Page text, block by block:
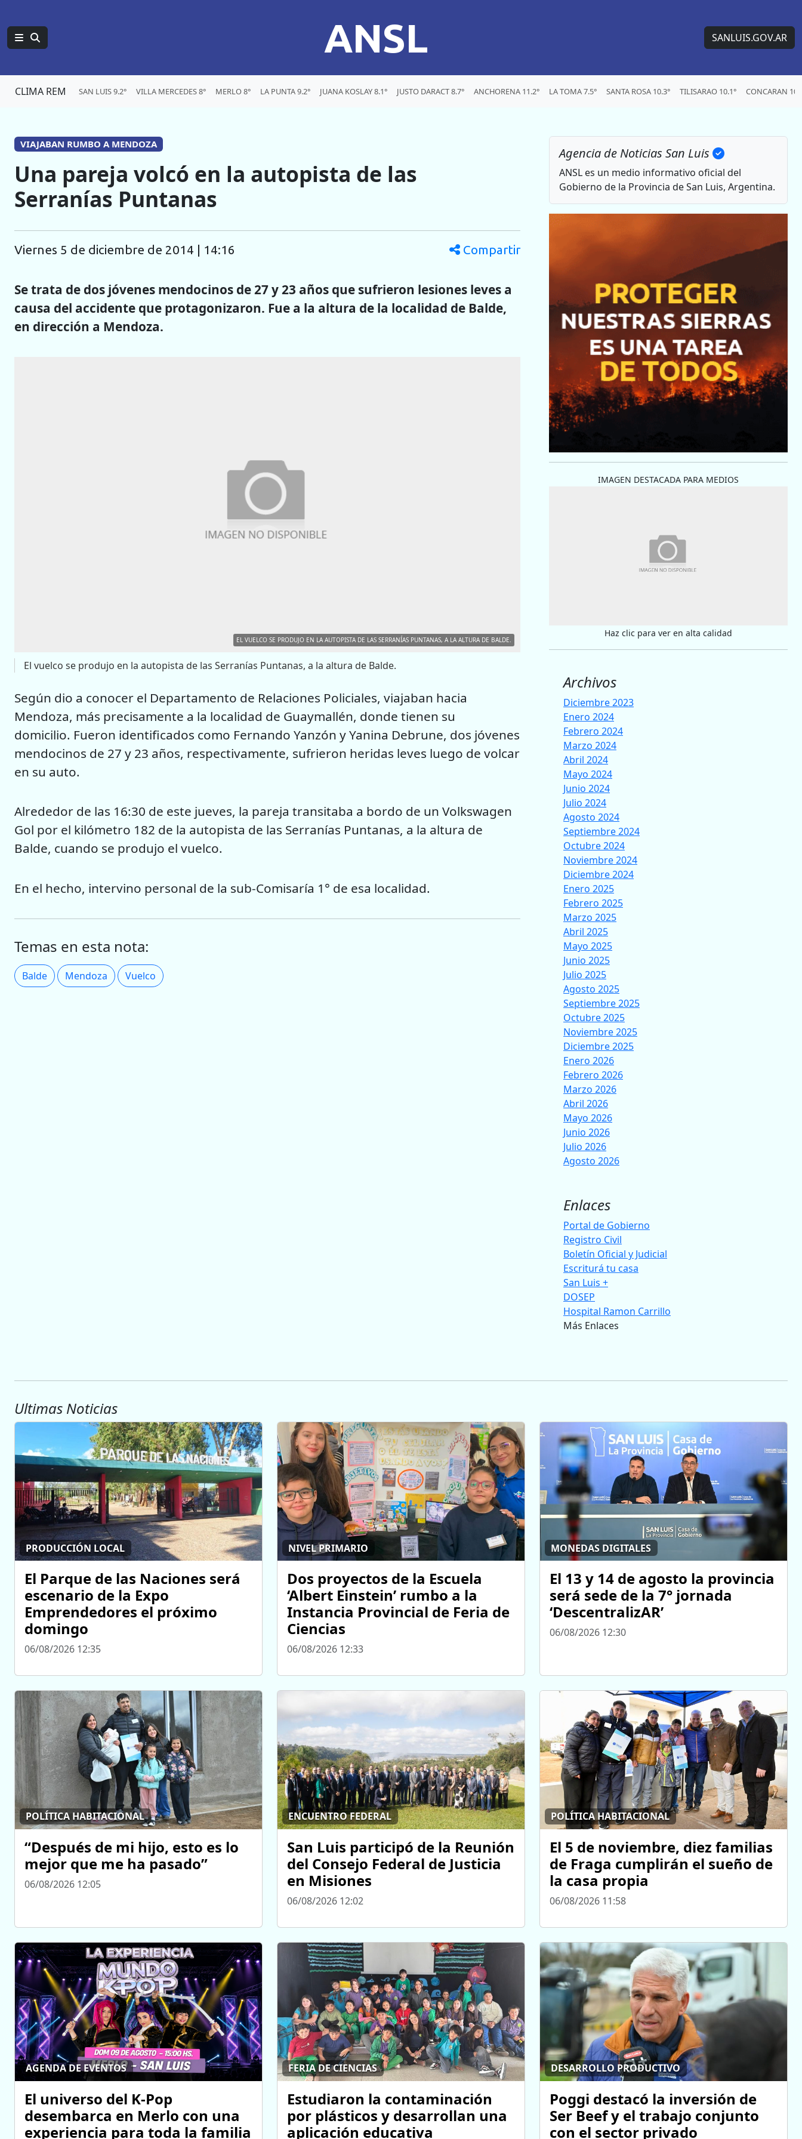
ANSL SANLUIS.GOV.AR
CLIMA REM SAN LUIS 9.2° VILLA MERCEDES 8° MERLO 8° LA PUNTA 9.2° JUANA KOSLAY 8.1° JUSTO DARACT 8.7° ANCHORENA 11.2° LA TOMA 7.5° SANTA ROSA 10.3° TILISARAO 10.1° CONCARAN
VIAJABAN RUMBO A MENDOZA
Una pareja volcó en la autopista de las
Serranías Puntanas
viernes 5 de diciembre de 2014 | 14:16 Compartir
Se trata de dos jóvenes mendocinos de 27 y 23 años que sufrieron lesiones leves a
causa del accidente que protagonizaron. Fue a la altura de la localidad de Balde,
en dirección a Mendoza.
EL VUELCO SE PRODUJO EN LA AUTOPISTA DE LAS SERRANÍAS PUNTANAS, A LA ALTURA DE BALDE.
El vuelco se produjo en la autopista de las Serranías Puntanas, a la altura de Balde.
Según dio a conocer el Departamento de Relaciones Policiales, viajaban hacia
Mendoza, más precisamente a la localidad de Guaymallén, donde tienen su
domicilio. Fueron identificados como Fernando Yanzón y Yanina Debrune, dos jóvenes
mendocinos de 27 y 23 años, respectivamente, sufrieron heridas leves luego de volcar
en su auto.
Alrededor de las 16:30 de este jueves, la pareja transitaba a bordo de un Volkswagen
Gol por el kilómetro 182 de la autopista de las Serranías Puntanas, a la altura de
Balde, cuando se produjo el vuelco.
En el hecho, intervino personal de la sub-Comisaría 1° de esa localidad.
Temas en esta nota:
Balde Mendoza Vuelco
Agencia de Noticias San Luis
ANSL es un medio informativo oficial del
Gobierno de la Provincia de San Luis, Argentina.
IMAGEN DESTACADA PARA MEDIOS
Haz clic para ver en alta calidad
Archivos
Diciembre 2023
Enero 2024
Febrero 2024
Marzo 2024
Abril 2024
Mayo 2024
Junio 2024
Julio 2024
Agosto 2024
Septiembre 2024
Octubre 2024
Noviembre 2024
Diciembre 2024
Enero 2025
Febrero 2025
Marzo 2025
Abril 2025
Mayo 2025
Junio 2025
Julio 2025
Agosto 2025
Septiembre 2025
Octubre 2025
Noviembre 2025
Diciembre 2025
Enero 2026
Febrero 2026
Marzo 2026
Abril 2026
Mayo 2026
Junio 2026
Julio 2026
Agosto 2026
Enlaces
Portal de Gobierno
Registro Civil
Boletín Oficial y Judicial
Escriturá tu casa
San Luis +
DOSEP
Hospital Ramon Carrillo
Más Enlaces
Ultimas Noticias
PRODUCCIÓN LOCAL
El Parque de las Naciones será
escenario de la Expo
Emprendedores el próximo
domingo
06/08/2026 12:35
NIVEL PRIMARIO
Dos proyectos de la Escuela
‘Albert Einstein’ rumbo a la
Instancia Provincial de Feria de
Ciencias
06/08/2026 12:33
MONEDAS DIGITALES
El 13 y 14 de agosto la provincia
será sede de la 7° jornada
‘DescentralizAR’
06/08/2026 12:30
POLÍTICA HABITACIONAL
“Después de mi hijo, esto es lo
mejor que me ha pasado”
06/08/2026 12:05
ENCUENTRO FEDERAL
San Luis participó de la Reunión
del Consejo Federal de Justicia
en Misiones
06/08/2026 12:02
POLÍTICA HABITACIONAL
El 5 de noviembre, diez familias
de Fraga cumplirán el sueño de
la casa propia
06/08/2026 11:58
AGENDA DE EVENTOS
El universo del K-Pop
desembarca en Merlo con una
experiencia para toda la familia
FERIA DE CIENCIAS
Estudiaron la contaminación
por plásticos y desarrollan una
aplicación educativa
DESARROLLO PRODUCTIVO
Poggi destacó la inversión de
Ser Beef y el trabajo conjunto
con el sector privado